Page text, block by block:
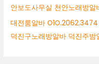
안보도사무실 천안노래방알
대전룸알바
덕진구노래방알바 덕진주밤